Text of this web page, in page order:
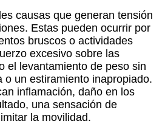
causas que generan tensión
Estas pueden ocurrir por
bruscos o actividades
excesivo sobre las
el levantamiento de peso sin
o un estiramiento inapropiado.
inflamación, daño en los
una sensación de
la movilidad.